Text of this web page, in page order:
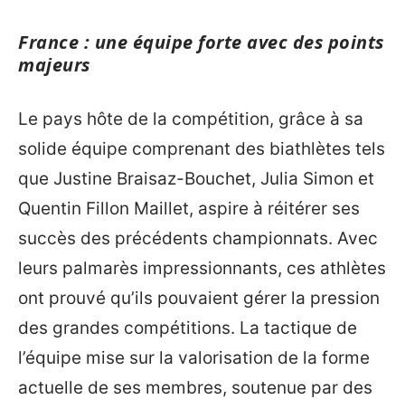
France : une équipe forte avec des points
majeurs
Le pays hôte de la compétition, grâce à sa
solide équipe comprenant des biathlètes tels
que Justine Braisaz-Bouchet, Julia Simon et
Quentin Fillon Maillet, aspire à réitérer ses
succès des précédents championnats. Avec
leurs palmarès impressionnants, ces athlètes
ont prouvé qu’ils pouvaient gérer la pression
des grandes compétitions. La tactique de
l’équipe mise sur la valorisation de la forme
actuelle de ses membres, soutenue par des